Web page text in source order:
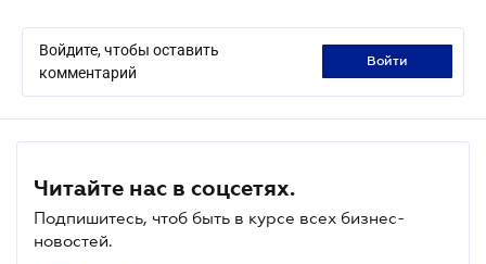
Войдите, чтобы оставить
комментарий
войти
Читайте нас в соцсетях.
Подпишитесь, чтоб быть в курсе всех бизнес-
новостей.